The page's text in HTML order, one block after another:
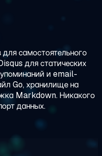
самостоятельного
для статических
и email-
Go, хранилище на
Markdown. Никакого
данных.